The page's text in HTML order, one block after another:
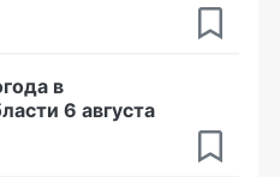
в
6 августа